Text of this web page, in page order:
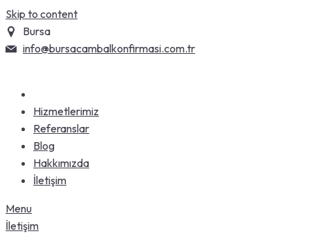
Skip to content
Bursa
info@bursacambalkonfirmasi.com.tr
Hizmetlerimiz
Referanslar
Blog
Hakkımızda
İletişim
Menu
İletişim